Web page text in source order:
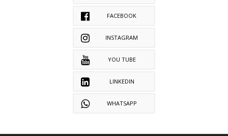
FACEBOOK
INSTAGRAM
YOU TUBE
LINKEDIN
WHATSAPP